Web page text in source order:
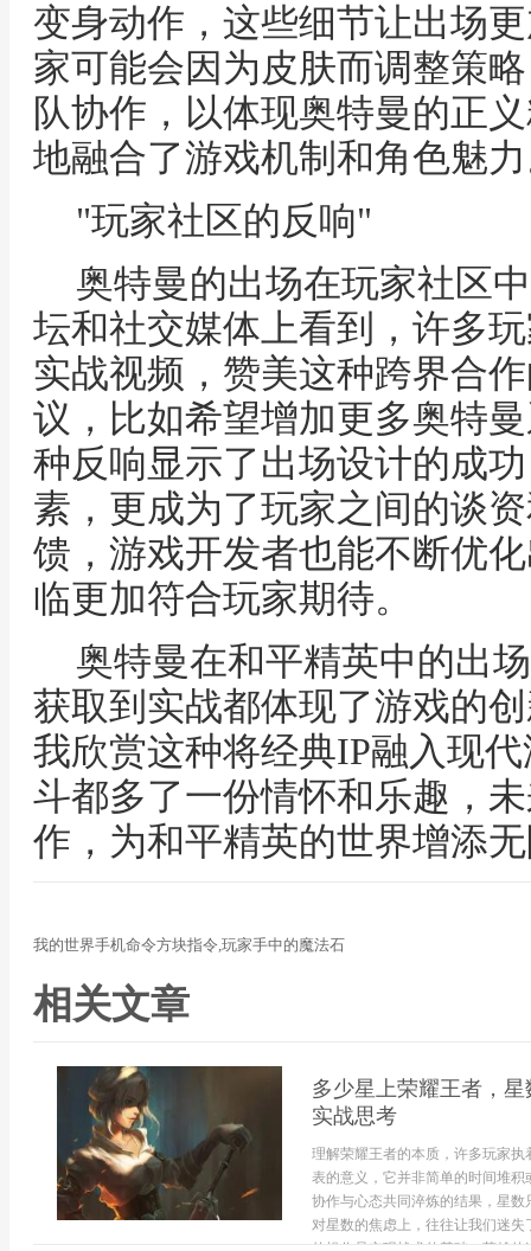
变身动作，这些细节让出场
家可能会因为皮肤而调整策
队协作，以体现奥特曼的正
地融合了游戏机制和角色魅
"玩家社区的反响"
奥特曼的出场在玩家社区
坛和社交媒体上看到，许多
实战视频，赞美这种跨界合
议，比如希望增加更多奥特
种反响显示了出场设计的成
素，更成为了玩家之间的谈
馈，游戏开发者也能不断优
临更加符合玩家期待。
奥特曼在和平精英中的出
获取到实战都体现了游戏的
我欣赏这种将经典IP融入现
斗都多了一份情怀和乐趣，
作，为和平精英的世界增添
我的世界手机命令方块指令,玩家手中的魔法石
相关文章
多少星上荣耀王者，
实战思考
理解荣耀王者的本质，许多玩家
表的意义，它并非简单的时间堆
协作与心态共同淬炼的结果，星
对星数的焦虑上，往往让我们迷